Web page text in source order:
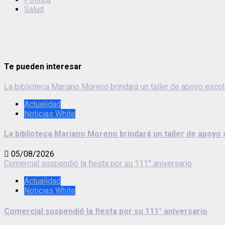
Salud
Te pueden interesar
La biblioteca Mariano Moreno brindará un taller de apoyo
Actualidad
Noticias White
La biblioteca Mariano Moreno brindará un taller de apoyo
05/08/2026
Comercial suspendió la fiesta por su 111° aniversario
Actualidad
Noticias White
Comercial suspendió la fiesta por su 111° aniversario